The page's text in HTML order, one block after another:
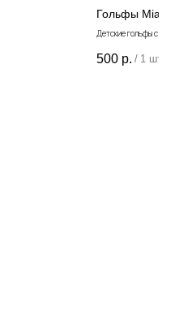
Гольфы
Детские гольфы с
500 р. / 1 шт